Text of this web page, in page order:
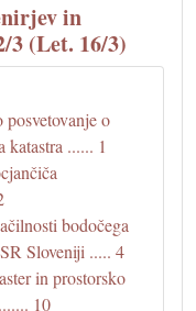
in
3 (Let. 16/3)
o
...... 1
bodočega
Sloveniji ..... 4
in prostorsko
10